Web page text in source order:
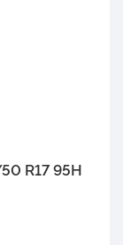
R17 95H